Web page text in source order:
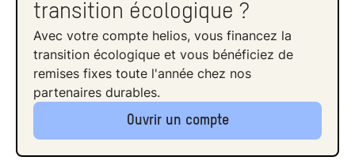
transition écologique ?
Avec votre compte helios, vous financez la
transition écologique et vous bénéficiez de
remises fixes toute l'année chez nos
partenaires durables.
Ouvrir un compte